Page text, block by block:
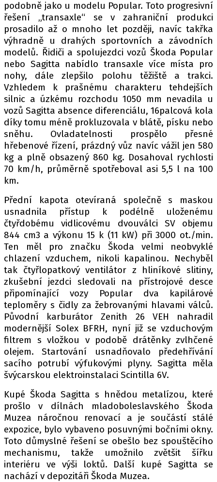
podobně jako u modelu Popular. Toto progresivní
řešení „transaxle“ se v zahraniční produkci
prosadilo až o mnoho let později, navíc takřka
výhradně u drahých sportovních a závodních
modelů. Řidiči a spolujezdci vozů Škoda Popular
nebo Sagitta nabídlo transaxle více místa pro
nohy, dále zlepšilo polohu těžiště a trakci.
Vzhledem k prašnému charakteru tehdejších
silnic a úzkému rozchodu 1050 mm nevadila u
vozů Sagitta absence diferenciálu, 16palcová kola
díky tomu méně prokluzovala v blátě, písku nebo
sněhu. Ovladatelnosti prospělo přesné
hřebenové řízení, prázdný vůz navíc vážil jen 580
kg a plně obsazený 860 kg. Dosahoval rychlosti
70 km/h, průměrně spotřeboval asi 5,5 l na 100
km.
Přední kapota otevíraná společně s maskou
usnadnila přístup k podélně uloženému
čtyřdobému vidlicovému dvouválci SV objemu
844 cm3 a výkonu 15 k (11 kW) při 3000 ot./min.
Ten měl pro značku Škoda velmi neobvyklé
chlazení vzduchem, nikoli kapalinou. Nechyběl
tak čtyřlopatkový ventilátor z hliníkové slitiny,
zkušební jezdci sledovali na přístrojové desce
připomínající vozy Popular dva kapilárové
teploměry s čidly za žebrovanými hlavami válců.
Původní karburátor Zenith 26 VEH nahradil
modernější Solex BFRH, nyní již se vzduchovým
filtrem s vložkou v podobě drátěnky zvlhčené
olejem. Startování usnadňovalo předehřívání
sacího potrubí výfukovými plyny. Sagitta měla
švýcarskou elektroinstalaci Scintilla 6V.
Kupé Škoda Sagitta s hnědou metalízou, které
prošlo v dílnách mladoboleslavského Škoda
Muzea náročnou renovací a je součástí stálé
expozice, bylo vybaveno posuvnými bočními okny.
Toto důmyslné řešení se obešlo bez spouštěcího
mechanismu, takže umožnilo zvětšit šířku
interiéru ve výši loktů. Další kupé Sagitta se
nachází v depozitáři Škoda Muzea.